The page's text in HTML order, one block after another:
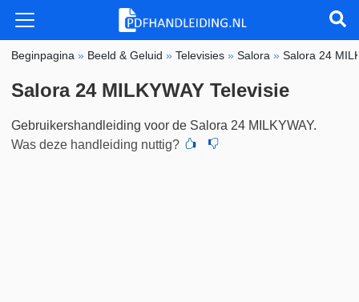
Beginpagina » Beeld & Geluid »Televisies »Salora »Salora 24
Salora 24 MILKYWAY Televisie
Gebruikershandleiding voor de Salora 24 MILKYWAY.
Was deze handleiding nuttig?